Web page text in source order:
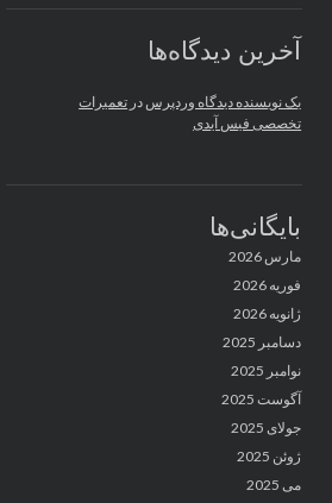
آخرین دیدگاه‌ها
یک نویسنده دیدگاه وردپرس در تعمیرات
تخصصی فیس آیدی
بایگانی‌ها
مارس 2026
فوریه 2026
ژانویه 2026
دسامبر 2025
نوامبر 2025
آگوست 2025
جولای 2025
ژوئن 2025
می 2025